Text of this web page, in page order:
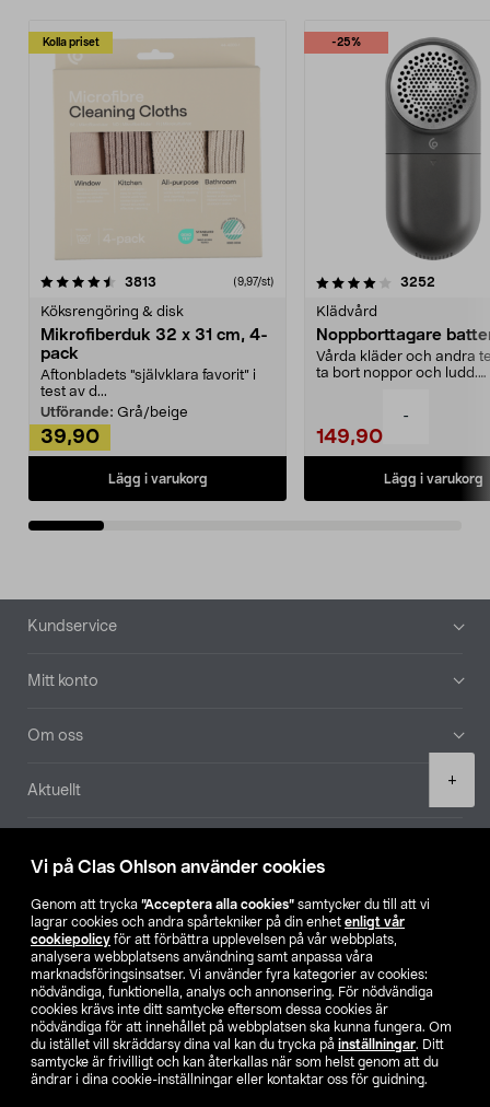
Vi på Clas Ohlson använder cookies
Genom att trycka ”Acceptera alla cookies” samtycker du till att vi
lagrar cookies och andra spårtekniker på din enhet enligt vår
cookiepolicy för att förbättra upplevelsen på vår webbplats,
analysera webbplatsens användning samt anpassa våra
marknadsföringsinsatser. Vi använder fyra kategorier av cookies:
nödvändiga, funktionella, analys och annonsering. För nödvändiga
cookies krävs inte ditt samtycke eftersom dessa cookies är
nödvändiga för att innehållet på webbplatsen ska kunna fungera. Om
du istället vill skräddarsy dina val kan du trycka på inställningar. Ditt
samtycke är frivilligt och kan återkallas när som helst genom att du
ändrar i dina cookie-inställningar eller kontaktar oss för guidning.
-
+
Kolla priset
3813 (9,97/st)
Köksrengöring & disk
Mikrofiberduk 32 x 31 cm, 4-
pack
Aftonbladets "självklara favorit” i
test av d...
Utförande: Grå/beige
39,90
Lägg i varukorg
-25%
4.0av 5 stjärnor 3252
Klädvård
Noppborttagare
Vårda kläder och andra
ta bort noppor och ludd.
149,90
Lägg i varukorg
4.5av 5 stjärnor
Sidfot
Kundservice
Mitt konto
Om oss
Aktuellt
Hitta butik
SE NO FI